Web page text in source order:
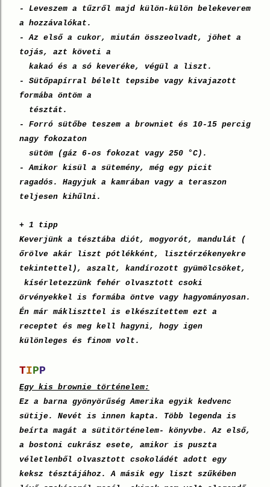
- Leveszem a tűzről majd külön-külön belekeverem
a hozzávalókat.
- Az első a cukor, miután összeolvadt, jöhet a
tojás, azt követi a
kakaó és a só keveréke, végül a liszt.
- Sütőpapírral bélelt tepsibe vagy kivajazott
formába öntöm a
tésztát.
- Forró sütőbe teszem a browniet és 10-15 percig
nagy fokozaton
sütöm (gáz 6-os fokozat vagy 250 °C).
- Amikor kisül a sütemény, még egy picit
ragadós. Hagyjuk a kamrában vagy a teraszon
teljesen kihűlni.
+ 1 tipp
Keverjünk a tésztába diót, mogyorót, mandulát (
őrölve akár liszt pótlékként, lisztérzékenyekre
tekintettel), aszalt, kandírozott gyümölcsöket,
kísérletezzünk fehér olvasztott csoki
örvényekkel is formába öntve vagy hagyományosan.
Én már mákliszttel is elkészítettem ezt a
receptet és meg kell hagyni, hogy igen
különleges és finom volt.
TIPP
Egy kis brownie történelem:
Ez a barna gyönyörűség Amerika egyik kedvenc
sütije. Nevét is innen kapta. Több legenda is
beírta magát a sütitörténelem- könyvbe. Az első,
a bostoni cukrász esete, amikor is puszta
véletlenből olvasztott csokoládét adott egy
keksz tésztájához. A másik egy liszt szűkében